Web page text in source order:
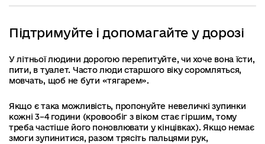
Підтримуйте і допомагайте у дорозі
У літньої людини дорогою перепитуйте, чи хоче вона їсти,
пити, в туалет. Часто люди старшого віку соромляться,
мовчать, щоб не бути «тягарем».
Якщо є така можливість, пропонуйте невеличкі зупинки
кожні 3–4 години (кровообіг з віком стає гіршим, тому
треба частіше його поновлювати у кінцівках). Якщо немає
змоги зупинитися, разом трясіть пальцями рук,